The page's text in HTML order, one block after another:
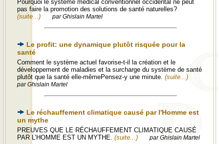
Pourquoi le système médical conventionnel occidental ne peut
pas faire la promotion des solutions de santé naturelles?
(suite...)
par Ghislain Martel
Le profit: une dynamique plutôt risquée pour la
santé
Comment le système actuel favorise-t-il la création et le
développement de maladies et la surcharge du système de santé
plutôt que la santé elle-mêmePensez-y une minute. (suite...)
par Ghislain Martel
Le réchauffement climatique causé par l'Homme est
un mythe
PREUVES QUE LE RÉCHAUFFEMENT CLIMATIQUE CAUSÉ
PAR L’HOMME EST UN MYTHE. (suite...) par Ghislain Martel